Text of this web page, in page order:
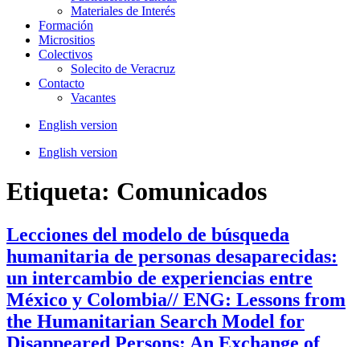
Materiales de Interés
Formación
Micrositios
Colectivos
Solecito de Veracruz
Contacto
Vacantes
English version
English version
Etiqueta: Comunicados
Lecciones del modelo de búsqueda
humanitaria de personas desaparecidas:
un intercambio de experiencias entre
México y Colombia// ENG: Lessons from
the Humanitarian Search Model for